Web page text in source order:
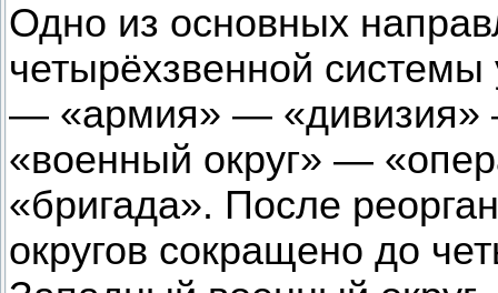
Одно из основных
четырёхзвенной
— «армия» — «дивизия»
«военный округ» —
«бригада». После
округов сокращено до